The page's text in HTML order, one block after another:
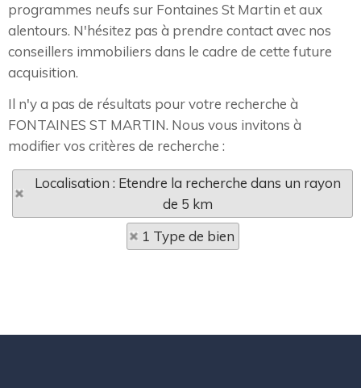
programmes neufs sur Fontaines St Martin et aux
alentours. N'hésitez pas à prendre contact avec nos
conseillers immobiliers dans le cadre de cette future
acquisition.
Il n'y a pas de résultats pour votre recherche à
FONTAINES ST MARTIN. Nous vous invitons à
modifier vos critères de recherche :
Localisation : Etendre la recherche dans un rayon
de 5 km
1 Type de bien